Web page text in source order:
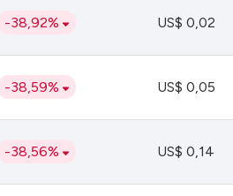
-38,92% US$ 0,02
-38,59% US$ 0,05
-38,56% US$ 0,14